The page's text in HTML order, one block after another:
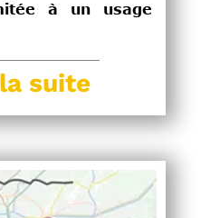
à un usage
suite